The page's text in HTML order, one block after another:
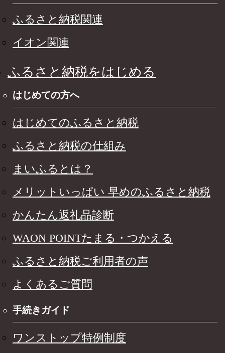
ふるさと納税関連
イオン関連
ふるさと納税をはじめる
はじめての方へ
はじめてのふるさと納税
ふるさと納税の仕組み
まいふるとは？
メリットいっぱい 早めのふるさと納税
かんたん返礼品診断
WAON POINTたまる・つかえる
ふるさと納税ご利用者の声
よくあるご質問
手続きガイド
ワンストップ特例制度